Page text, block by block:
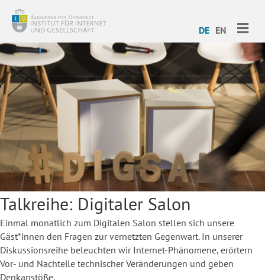
DE EN
Talkreihe: Digitaler Salon
Einmal monatlich zum Digitalen Salon stellen sich unsere
Gäst*innen den Fragen zur vernetzten Gegenwart. In unserer
Diskussionsreihe beleuchten wir Internet-Phänomene, erörtern
Vor- und Nachteile technischer Veränderungen und geben
Denkanstöße.